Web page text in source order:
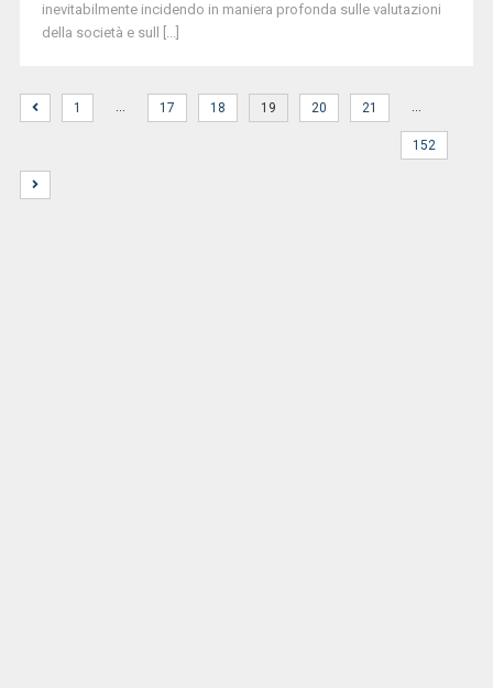
inevitabilmente incidendo in maniera profonda sulle valutazioni
della società e sull [...]
1 … 17 18 19 20 21 …
152